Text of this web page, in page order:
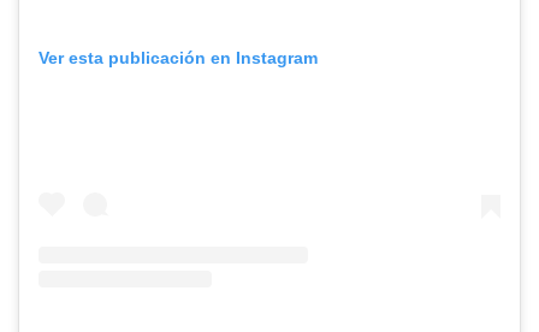
Ver esta publicación en Instagram